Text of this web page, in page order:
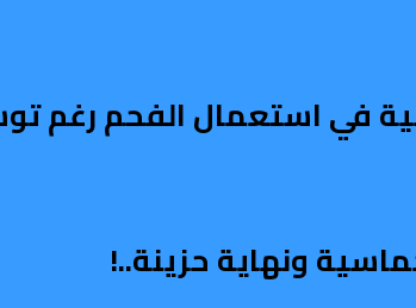
في استعمال الفحم رغم
ونهاية حزينة..!